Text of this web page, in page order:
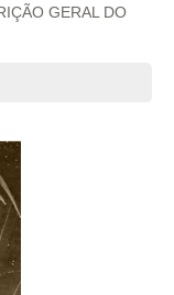
GERAL DO